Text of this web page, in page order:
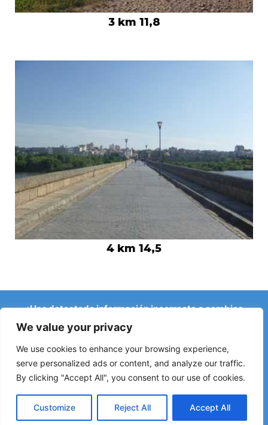
We value your privacy
We use cookies to enhance your browsing experience,
serve personalized ads or content, and analyze our traffic.
By clicking "Accept All", you consent to our use of cookies.
Customize Reject All Accept All
3 km 11,8
4 km 14,5
¿Has detectado información incorrecta o cambios
recientes en el Camino?
Avisos sobre albergues cerrados, inundaciones, desvíos,
obras u otros cambios ayudan a mantener la guía
actualizada.